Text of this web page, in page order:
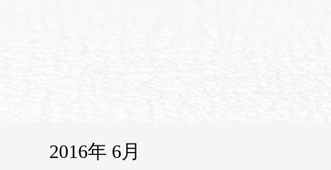
2016年 6月